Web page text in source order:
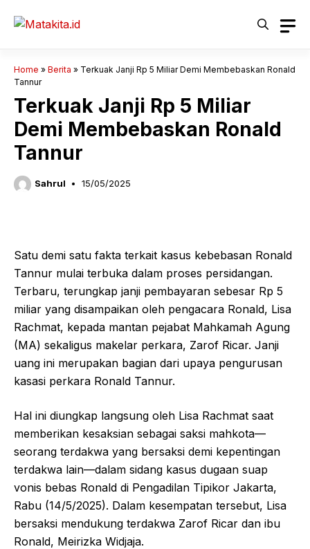
Home » Berita » Terkuak Janji Rp 5 Miliar Demi Membebaskan Ronald
Tannur
Terkuak Janji Rp 5 Miliar
Demi Membebaskan Ronald
Tannur
Sahrul 15/05/2025
Satu demi satu fakta terkait kasus kebebasan Ronald
Tannur mulai terbuka dalam proses persidangan.
Terbaru, terungkap janji pembayaran sebesar Rp 5
miliar yang disampaikan oleh pengacara Ronald, Lisa
Rachmat, kepada mantan pejabat Mahkamah Agung
(MA) sekaligus makelar perkara, Zarof Ricar. Janji
uang ini merupakan bagian dari upaya pengurusan
kasasi perkara Ronald Tannur.
Hal ini diungkap langsung oleh Lisa Rachmat saat
memberikan kesaksian sebagai saksi mahkota—
seorang terdakwa yang bersaksi demi kepentingan
terdakwa lain—dalam sidang kasus dugaan suap
vonis bebas Ronald di Pengadilan Tipikor Jakarta,
Rabu (14/5/2025). Dalam kesempatan tersebut, Lisa
bersaksi mendukung terdakwa Zarof Ricar dan ibu
Ronald, Meirizka Widjaja.